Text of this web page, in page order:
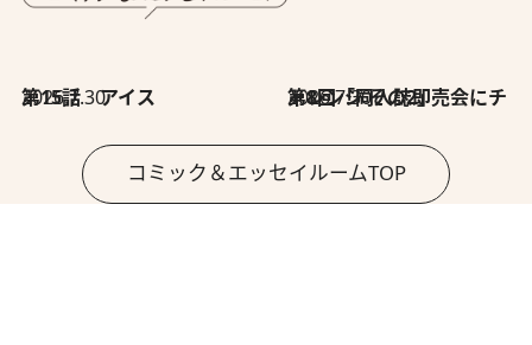
2026.7.30
第15話 アイス 2026.7.30
第8回「同人誌即売会にチャレンジ その2」
コミック＆エッセイルームTOP